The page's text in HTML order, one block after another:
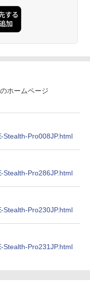
ナイト ブラック(CFI-
スラスト
度 H パターン シフター
】二振りの剣、十翼よ
」無限城編 第一章 猗
限定版 [Blu-ray]
Bloom Garden Part
限定版）
ホームページ
Stealth-Pro008JP.html
Stealth-Pro286JP.html
Stealth-Pro230JP.html
Stealth-Pro231JP.html